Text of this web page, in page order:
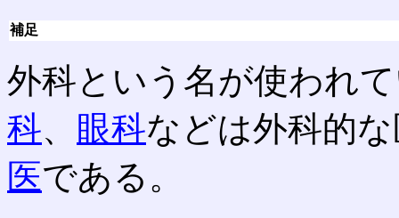
補足
外科という名が使われ
科、 眼科などは外科的
医である。